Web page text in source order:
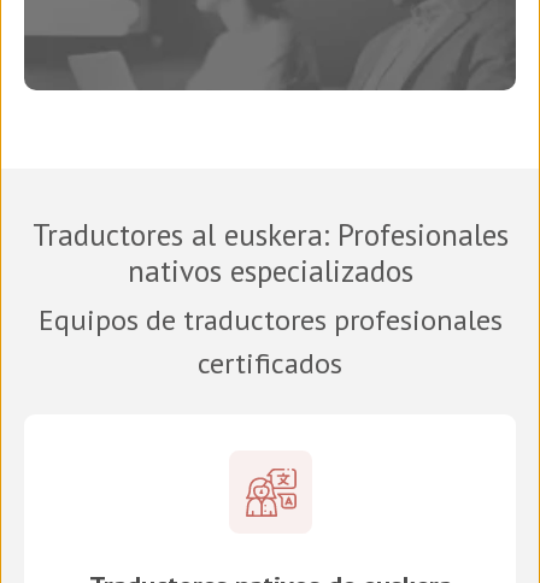
Traductores al euskera: Profesionales
nativos especializados
Equipos de traductores profesionales
certificados